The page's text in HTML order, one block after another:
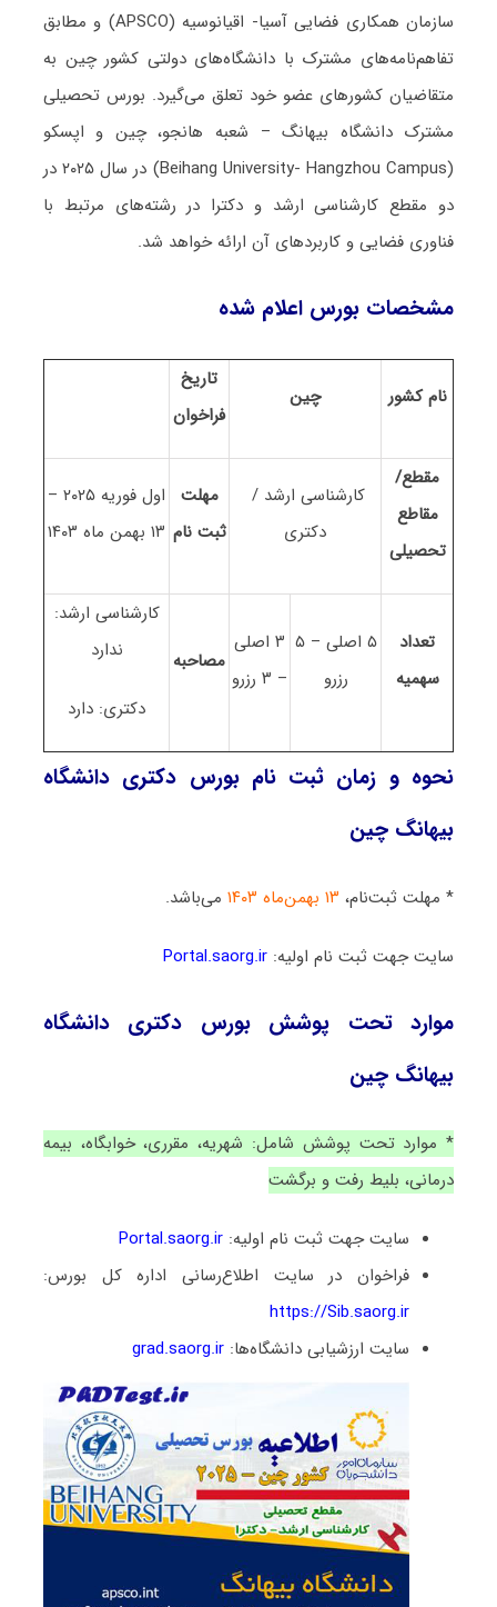
سازمان همکاری فضایی آسیا- اقیانوسیه (APSCO) و مطابق
تفاهم‌نامه‌های مشترک با دانشگاه‌های دولتی کشور چین به
متقاضیان کشورهای عضو خود تعلق می‌گیرد. بورس تحصیلی
مشترک دانشگاه بیهانگ – شعبه هانجو، چین و اپسکو
(Beihang University- Hangzhou Campus) در سال ۲۰۲۵ در
دو مقطع کارشناسی ارشد و دکترا در رشته‌های مرتبط با
فناوری فضایی و کاربردهای آن ارائه خواهد شد.
مشخصات بورس اعلام شده
نام کشور چین
تاریخ
فراخوان
مقطع/
مقاطع
تحصیلی
کارشناسی ارشد /
دکتری
مهلت
ثبت نام
اول فوریه ۲۰۲۵ –
۱۳ بهمن ماه ۱۴۰۳
تعداد
سهمیه
۵ اصلی – ۵
رزرو
۳ اصلی
– ۳ رزرو
مصاحبه
کارشناسی ارشد:
ندارد
دکتری: دارد
نحوه و زمان ثبت نام بورس دکتری دانشگاه
بیهانگ چین
* مهلت ثبت‌نام، ۱۳ بهمن‌ماه ۱۴۰۳ می‌باشد.
سایت جهت ثبت نام اولیه: Portal.saorg.ir
موارد تحت پوشش بورس دکتری دانشگاه
بیهانگ چین
* موارد تحت پوشش شامل: شهریه، مقرری، خوابگاه، بیمه
درمانی، بلیط رفت و برگشت
سایت جهت ثبت نام اولیه: Portal.saorg.ir
فراخوان در سایت اطلاع‌رسانی اداره کل بورس:
https://Sib.saorg.ir
سایت ارزشیابی دانشگاه‌ها: grad.saorg.ir